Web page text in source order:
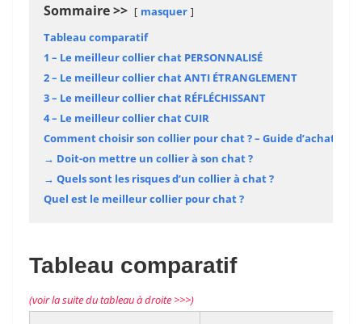
Sommaire
masquer
Tableau comparatif
1 – Le meilleur collier chat PERSONNALISÉ
2 – Le meilleur collier chat ANTI ÉTRANGLEMENT
3 – Le meilleur collier chat RÉFLÉCHISSANT
4 – Le meilleur collier chat CUIR
Comment choisir son collier pour chat ? – Guide d’achat
→ Doit-on mettre un collier à son chat ?
→ Quels sont les risques d’un collier à chat ?
Quel est le meilleur collier pour chat ?
Tableau comparatif
(voir la suite du tableau à droite >>>)